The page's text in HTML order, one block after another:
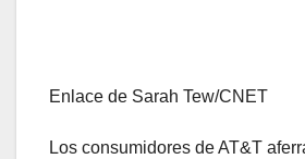
Enlace de Sarah Tew/CNET
Los consumidores de AT&T